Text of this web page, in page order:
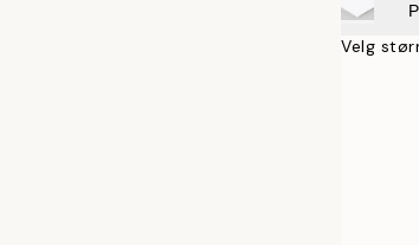
Velg